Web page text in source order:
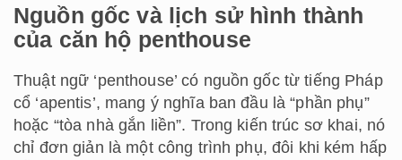
Nguồn gốc và lịch sử hình thành
của căn hộ penthouse
Thuật ngữ ‘penthouse’ có nguồn gốc từ tiếng Pháp
cổ ‘apentis’, mang ý nghĩa ban đầu là “phần phụ”
hoặc “tòa nhà gắn liền”. Trong kiến trúc sơ khai, nó
chỉ đơn giản là một công trình phụ, đôi khi kém hấp